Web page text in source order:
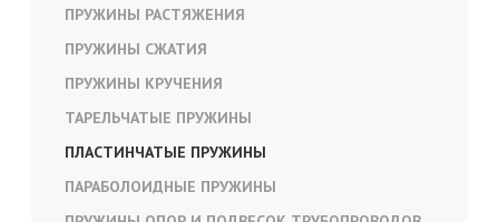
ПРУЖИНЫ РАСТЯЖЕНИЯ
ПРУЖИНЫ СЖАТИЯ
ПРУЖИНЫ КРУЧЕНИЯ
ТАРЕЛЬЧАТЫЕ ПРУЖИНЫ
ПЛАСТИНЧАТЫЕ ПРУЖИНЫ
ПАРАБОЛОИДНЫЕ ПРУЖИНЫ